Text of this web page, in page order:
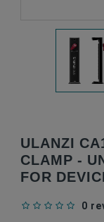
ULANZI
CLAMP -
FOR
0